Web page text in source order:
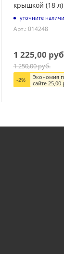
крышкой (18 л)
уточните
Арт.: 014248
1 225,00
1 250,00руб.
-2%
Экономия
сайте 25,00